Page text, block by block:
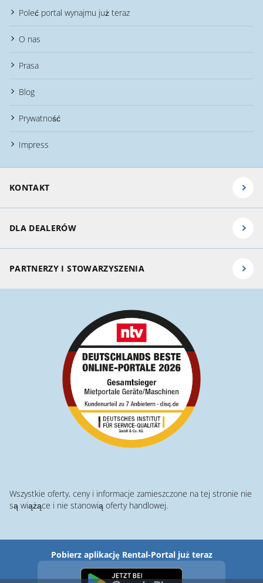
Poleć portal wynajmu już teraz
O nas
Prasa
Blog
Prywatność
Impress
KONTAKT
DLA DEALERÓW
PARTNERZY I STOWARZYSZENIA
Wszystkie oferty, ceny i informacje zamieszczone na tej stronie nie
są wiążące i nie stanowią oferty handlowej.
Pobierz aplikację Rental-Portal już teraz